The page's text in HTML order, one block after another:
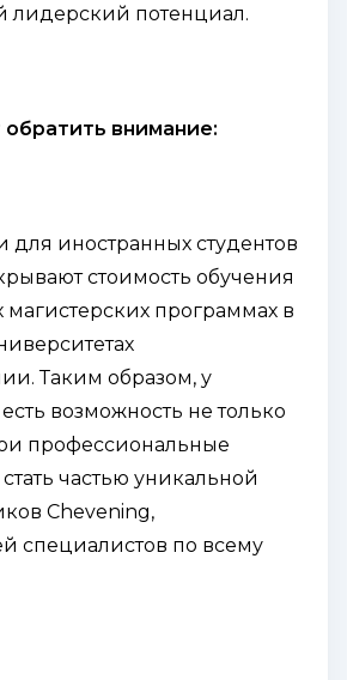
потенциал.
внимание:
для иностранных студентов
стоимость обучения
магистерских программах в
Таким образом, у
возможность не только
профессиональные
частью уникальной
Chevening,
специалистов по всему